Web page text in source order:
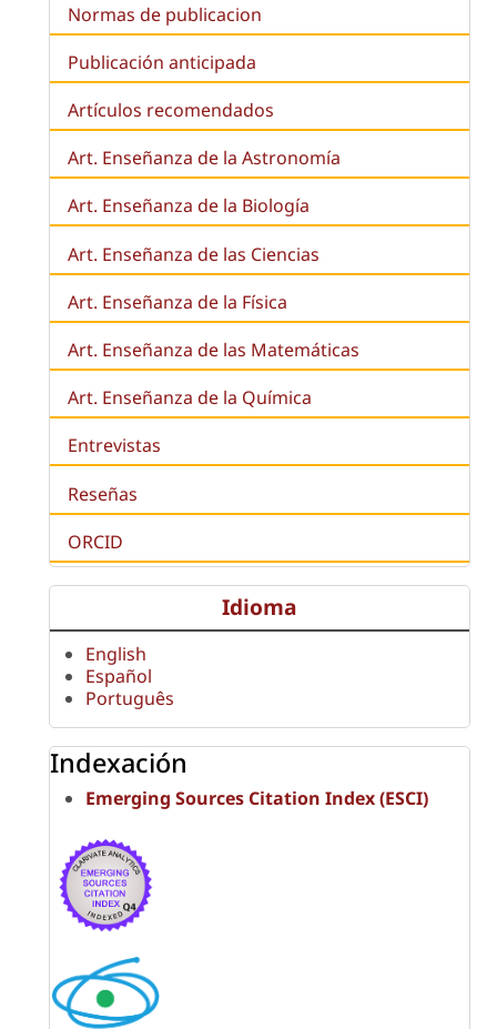
Normas de publicacion
Publicación anticipada
Artículos recomendados
Art. Enseñanza de la Astronomía
Art. Enseñanza de la Biología
Art. Enseñanza de las Ciencias
Art. Enseñanza de la Física
Art. Enseñanza de las Matemáticas
Art. Enseñanza de la Química
Entrevistas
Reseñas
ORCID
Idioma
English
Español
Português
Indexación
Emerging Sources Citation Index (ESCI)